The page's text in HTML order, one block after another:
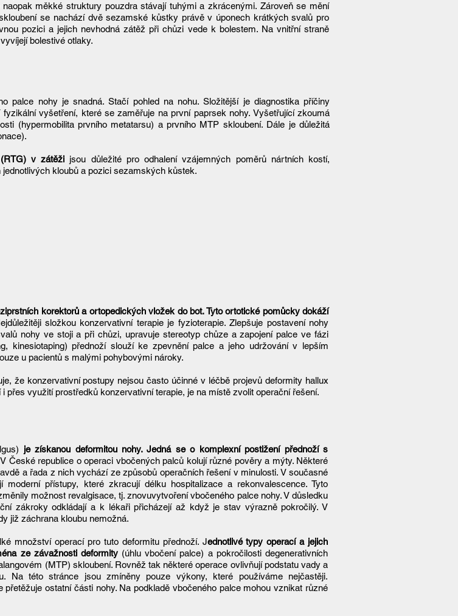
měkké struktury pouzdra stávají tuhými a zkrácenými. Zároveň se mění
se nachází dvě sezamské kůstky právě v úponech krátkých svalů pro
pozici a jejich nevhodná zátěž při chůzi vede k bolestem. Na vnitřní straně
bolestivé otlaky.
palce nohy je snadná. Stačí pohled na nohu. Složitější je diagnostika příčiny
vyšetření, které se zaměřuje na první paprsek nohy. Vyšetřující zkoumá
(hypermobilita prvního metatarsu) a prvního MTP skloubení. Dále je důležitá
v zátěži jsou důležité pro odhalení vzájemných poměrů nártních kostí,
jednotlivých kloubů a pozici sezamských kůstek.
korektorů a ortopedických vložek do bot. Tyto ortotické pomůcky dokáží
složkou konzervativní terapie je fyzioterapie. Zlepšuje postavení nohy
nohy ve stoji a při chůzi, upravuje stereotyp chůze a zapojení palce ve fázi
kinesiotaping) přednoží slouží ke zpevnění palce a jeho udržování v lepším
u pacientů s malými pohybovými nároky.
že konzervativní postupy nejsou často účinné v léčbě projevů deformity hallux
přes využití prostředků konzervativní terapie, je na místě zvolit operační řešení.
je získanou deformitou nohy. Jedná se o komplexní postižení přednoží s
České republice o operaci vbočených palců kolují různé pověry a mýty. Některé
a řada z nich vychází ze způsobů operačních řešení v minulosti. V současné
přístupy, které zkracují délku hospitalizace a rekonvalescence. Tyto
možnost revalgisace, tj. znovuvytvoření vbočeného palce nohy. V důsledku
zákroky odkládají a k lékaři přicházejí až když je stav výrazně pokročilý. V
již záchrana kloubu nemožná.
množství operací pro tuto deformitu přednoží. Jednotlivé typy operací a jejich
ze závažnosti deformity(úhlu vbočení palce) a pokročilosti degenerativních
(MTP) skloubení. Rovněž tak některé operace ovlivňují podstatu vady a
Na této stránce jsou zmíněny pouze výkony, které používáme nejčastěji.
přetěžuje ostatní části nohy. Na podkladě vbočeného palce mohou vznikat různé